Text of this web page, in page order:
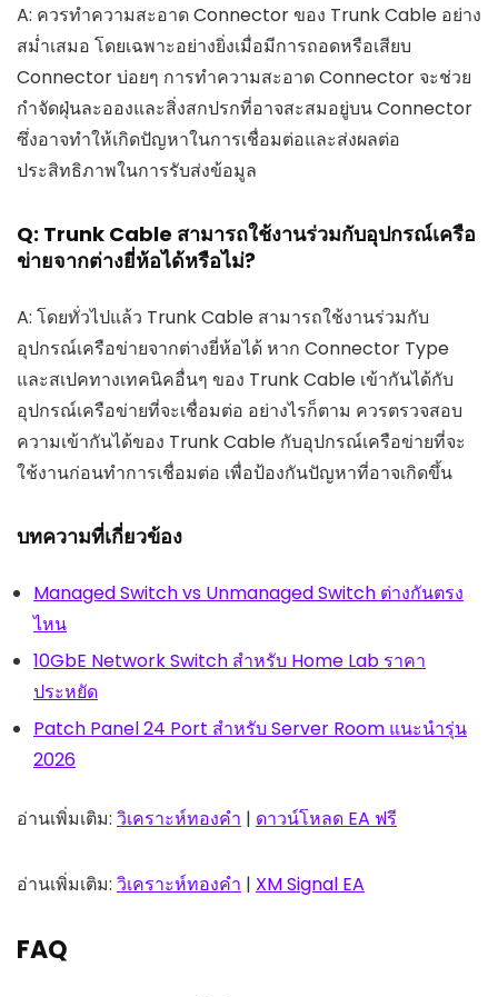
A: ควรทำความสะอาด Connector ของ Trunk Cable อย่าง
สม่ำเสมอ โดยเฉพาะอย่างยิ่งเมื่อมีการถอดหรือเสียบ
Connector บ่อยๆ การทำความสะอาด Connector จะช่วย
กำจัดฝุ่นละอองและสิ่งสกปรกที่อาจสะสมอยู่บน Connector
ซึ่งอาจทำให้เกิดปัญหาในการเชื่อมต่อและส่งผลต่อ
ประสิทธิภาพในการรับส่งข้อมูล
Q: Trunk Cable สามารถใช้งานร่วมกับอุปกรณ์เครือ
ข่ายจากต่างยี่ห้อได้หรือไม่?
A: โดยทั่วไปแล้ว Trunk Cable สามารถใช้งานร่วมกับ
อุปกรณ์เครือข่ายจากต่างยี่ห้อได้ หาก Connector Type
และสเปคทางเทคนิคอื่นๆ ของ Trunk Cable เข้ากันได้กับ
อุปกรณ์เครือข่ายที่จะเชื่อมต่อ อย่างไรก็ตาม ควรตรวจสอบ
ความเข้ากันได้ของ Trunk Cable กับอุปกรณ์เครือข่ายที่จะ
ใช้งานก่อนทำการเชื่อมต่อ เพื่อป้องกันปัญหาที่อาจเกิดขึ้น
บทความที่เกี่ยวข้อง
Managed Switch vs Unmanaged Switch ต่างกันตรง
ไหน
10GbE Network Switch สำหรับ Home Lab ราคา
ประหยัด
Patch Panel 24 Port สำหรับ Server Room แนะนำรุ่น
2026
อ่านเพิ่มเติม: วิเคราะห์ทองคำ | ดาวน์โหลด EA ฟรี
อ่านเพิ่มเติม: วิเคราะห์ทองคำ | XM Signal EA
FAQ